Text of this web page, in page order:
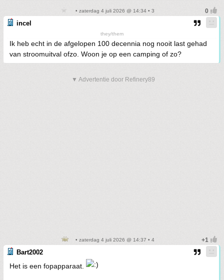
• zaterdag 4 juli 2026 @ 14:34 • 3
incel
they/them
Ik heb echt in de afgelopen 100 decennia nog nooit last gehad
van stroomuitval ofzo. Woon je op een camping of zo?
▼ Advertentie door Refinery89
• zaterdag 4 juli 2026 @ 14:37 • 4
Bart2002
Het is een fopapparaat.